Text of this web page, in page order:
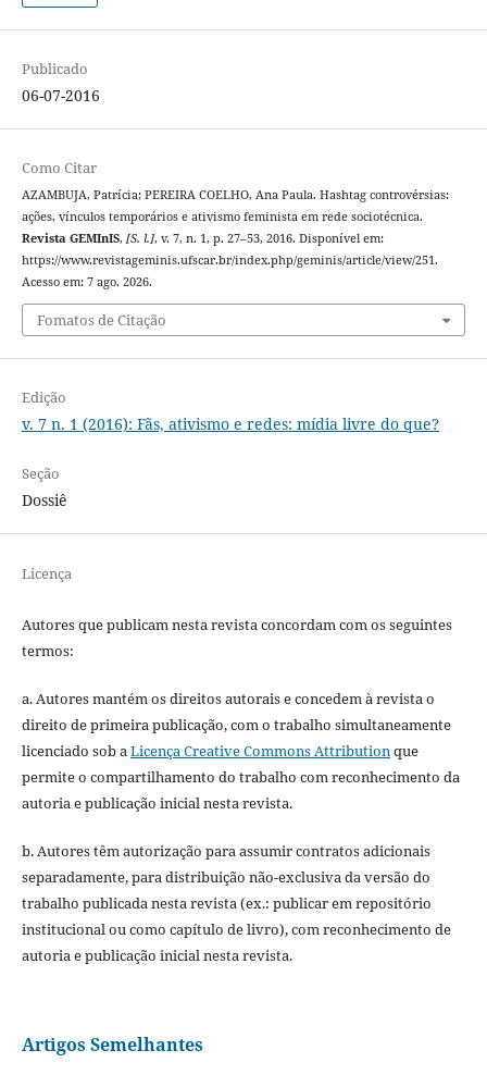
Publicado
06-07-2016
Como Citar
AZAMBUJA, Patrícia; PEREIRA COELHO, Ana Paula. Hashtag controvérsias:
ações, vínculos temporários e ativismo feminista em rede sociotécnica.
Revista GEMInIS, [S. l.], v. 7, n. 1, p. 27–53, 2016. Disponível em:
https://www.revistageminis.ufscar.br/index.php/geminis/article/view/251.
Acesso em: 7 ago. 2026.
Fomatos de Citação
Edição
v. 7 n. 1 (2016): Fãs, ativismo e redes: mídia livre do que?
Seção
Dossiê
Licença
Autores que publicam nesta revista concordam com os seguintes
termos:
a. Autores mantém os direitos autorais e concedem à revista o
direito de primeira publicação, com o trabalho simultaneamente
licenciado sob a Licença Creative Commons Attribution que
permite o compartilhamento do trabalho com reconhecimento da
autoria e publicação inicial nesta revista.
b. Autores têm autorização para assumir contratos adicionais
separadamente, para distribuição não-exclusiva da versão do
trabalho publicada nesta revista (ex.: publicar em repositório
institucional ou como capítulo de livro), com reconhecimento de
autoria e publicação inicial nesta revista.
Artigos Semelhantes